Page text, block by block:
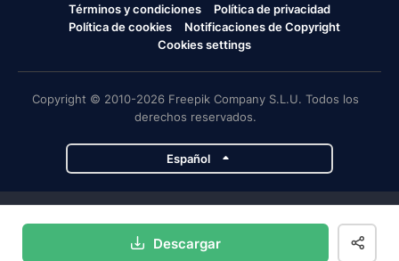
Descargar
Términos y condiciones
Política de privacidad
Política de cookies
Notificaciones de Copyright
Cookies settings
Copyright © 2010-2026 Freepik Company S.L.U. Todos los
derechos reservados.
Español
Magnific Flaticon